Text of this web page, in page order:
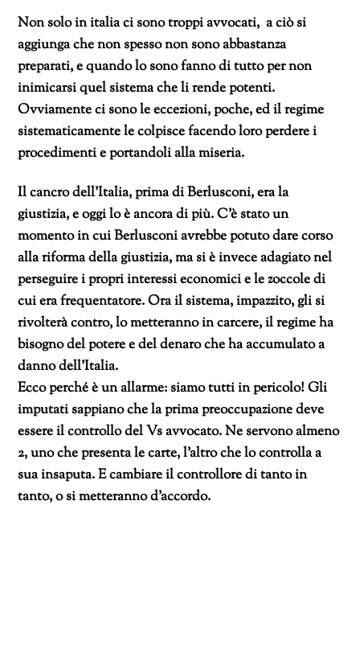
Non solo in italia ci sono troppi avvocati, a ciò si
aggiunga che non spesso non sono abbastanza
preparati, e quando lo sono fanno di tutto per non
inimicarsi quel sistema che li rende potenti.
Ovviamente ci sono le eccezioni, poche, ed il regime
sistematicamente le colpisce facendo loro perdere i
procedimenti e portandoli alla miseria.
Il cancro dell’Italia, prima di Berlusconi, era la
giustizia, e oggi lo è ancora di più. C’è stato un
momento in cui Berlusconi avrebbe potuto dare corso
alla riforma della giustizia, ma si è invece adagiato nel
perseguire i propri interessi economici e le zoccole di
cui era frequentatore. Ora il sistema, impazzito, gli si
rivolterà contro, lo metteranno in carcere, il regime ha
bisogno del potere e del denaro che ha accumulato a
danno dell’Italia.
Ecco perché è un allarme: siamo tutti in pericolo! Gli
imputati sappiano che la prima preoccupazione deve
essere il controllo del Vs avvocato. Ne servono almeno
2, uno che presenta le carte, l’altro che lo controlla a
sua insaputa. E cambiare il controllore di tanto in
tanto, o si metteranno d’accordo.